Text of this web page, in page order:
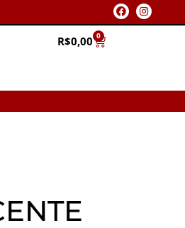
R$0,00 0